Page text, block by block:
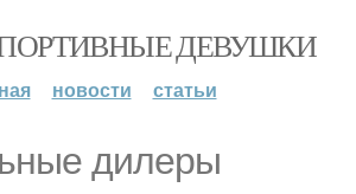
СПОРТИВНЫЕ ДЕВУШКИ
новости статьи
дилеры